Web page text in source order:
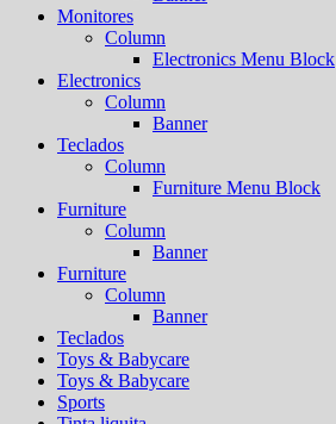
Monitores
Column
Electronics Menu Block
Electronics
Column
Banner
Teclados
Column
Furniture Menu Block
Furniture
Column
Banner
Furniture
Column
Banner
Teclados
Toys & Babycare
Toys & Babycare
Sports